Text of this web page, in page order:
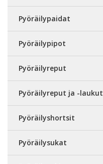
Pyöräilypaidat
Pyöräilypipot
Pyöräilyreput
Pyöräilyreput ja -laukut
Pyöräilyshortsit
Pyöräilysukat